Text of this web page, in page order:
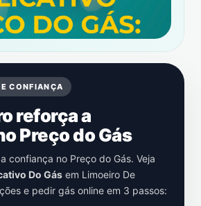
CONFIANÇA
reforça a
Preço do Gás
confiança no Preço do Gás. Veja
Do Gás em Limoeiro De
e pedir gás online em 3 passos: